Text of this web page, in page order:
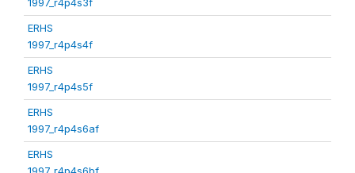
ERHS
1997_r4p4s4f
ERHS
1997_r4p4s5f
ERHS
1997_r4p4s6af
ERHS
1997_r4p4s6bf